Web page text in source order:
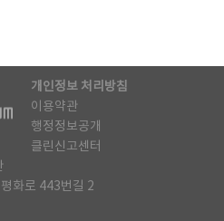
개인정보 처리방침
이용약관
행정정보공개
클린신고센터
화로 443번길 2